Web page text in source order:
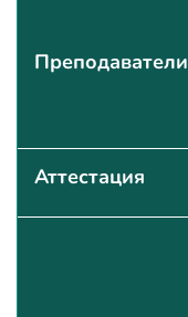
Преподаватели
Аттестация